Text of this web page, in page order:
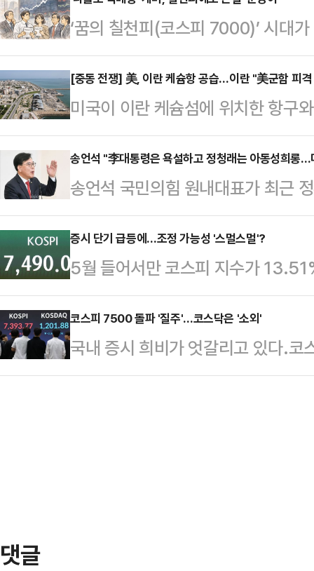
‘꿈의 칠천피(코스피 7000)’ 시대
역베팅에 나서고 있다.다만 국내 증
잡을 수 없이 커지는 상황이다.8일
동안 개인 투자자들은 코스피200
‘KODEX 200선물인버스2X’를
름을 올렸고, 5위는 ‘KODEX 인버
처음으로 7500선을 돌파하고, 4
간…
[중동 전쟁] 美, 이란 케슘항 공습…이란 "美군함 피
미국이 이란 케슘섬에 위치한 항구
가 7일(현지시간) 보도했다.미국 백
재개나 휴전 종료를 의미하는 것은
르무즈 해협 인근의 항구도시이자
IRIB 방송은 “미군이 이란의 유조
던 적군이 이란의 미사일 공격을 받
까지만 해도 양국이 종전 협상에 근
시 이어지며 긴장이…
송언석 "李대통령은 욕설하고 정청래는 아동성희롱
송언석 국민의힘 원내대표가 최근
집으며 "더불어민주당은 그 이름을
언석 원내대표는 8일 국회에서 열
국무회의 자리에서 '비읍시옷(ㅂㅅ
놓고 여당 (정청래) 대표는 어린아
발언을 늘어놓기 바쁘다"라고 비판
서 개최된 제20차 국무회의 겸 제7
문제를 거론하며 "이런…
증시 단기 급등에…조정 가능성 '스멀스멀'?
5월 들어서만 코스피 지수가
데 단기 급등 여파로 조정 가능성을
호실적 영향 등으로 코스피의 추세
지만, 차익실현 매물 출회 등으로
지적이다.8일 한국거래소에 따르
코스피 7500 돌파 '질주'…코스닥은 '소외'
국내 증시 희비가 엇갈리고 있다.
대 속에 고공행진하는 반면, 코스닥
댓글